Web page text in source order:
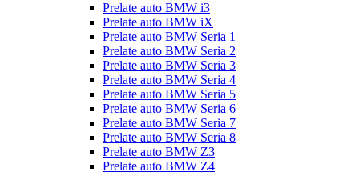
Prelate auto BMW i3
Prelate auto BMW iX
Prelate auto BMW Seria 1
Prelate auto BMW Seria 2
Prelate auto BMW Seria 3
Prelate auto BMW Seria 4
Prelate auto BMW Seria 5
Prelate auto BMW Seria 6
Prelate auto BMW Seria 7
Prelate auto BMW Seria 8
Prelate auto BMW Z3
Prelate auto BMW Z4